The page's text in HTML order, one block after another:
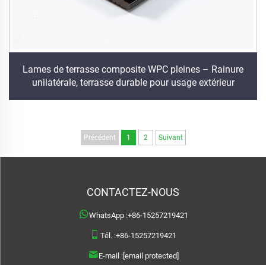
Lames de terrasse composite WPC pleines – Rainure
unilatérale, terrasse durable pour usage extérieur
Précédent 1 2 Suivant
CONTACTEZ-NOUS
WhatsApp :+86-15257219421
Tél. :+86-15257219421
E-mail :[email protected]